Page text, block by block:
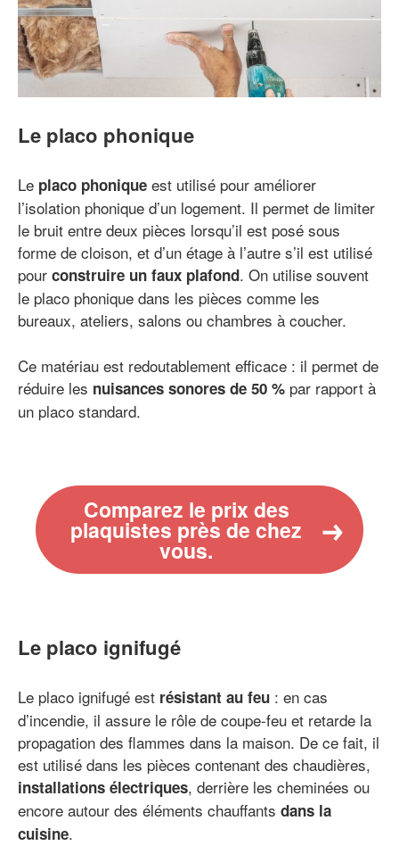
Le placo phonique
Le placo phonique est utilisé pour améliorer
l’isolation phonique d’un logement. Il permet de limiter
le bruit entre deux pièces lorsqu’il est posé sous
forme de cloison, et d’un étage à l’autre s’il est utilisé
pour construire un faux plafond. On utilise souvent
le placo phonique dans les pièces comme les
bureaux, ateliers, salons ou chambres à coucher.
Ce matériau est redoutablement efficace : il permet de
réduire les nuisances sonores de 50 % par rapport à
un placo standard.
Comparez le prix des
plaquistes près de chez
vous.
Le placo ignifugé
Le placo ignifugé est résistant au feu : en cas
d’incendie, il assure le rôle de coupe-feu et retarde la
propagation des flammes dans la maison. De ce fait, il
est utilisé dans les pièces contenant des chaudières,
installations électriques, derrière les cheminées ou
encore autour des éléments chauffants dans la
cuisine.